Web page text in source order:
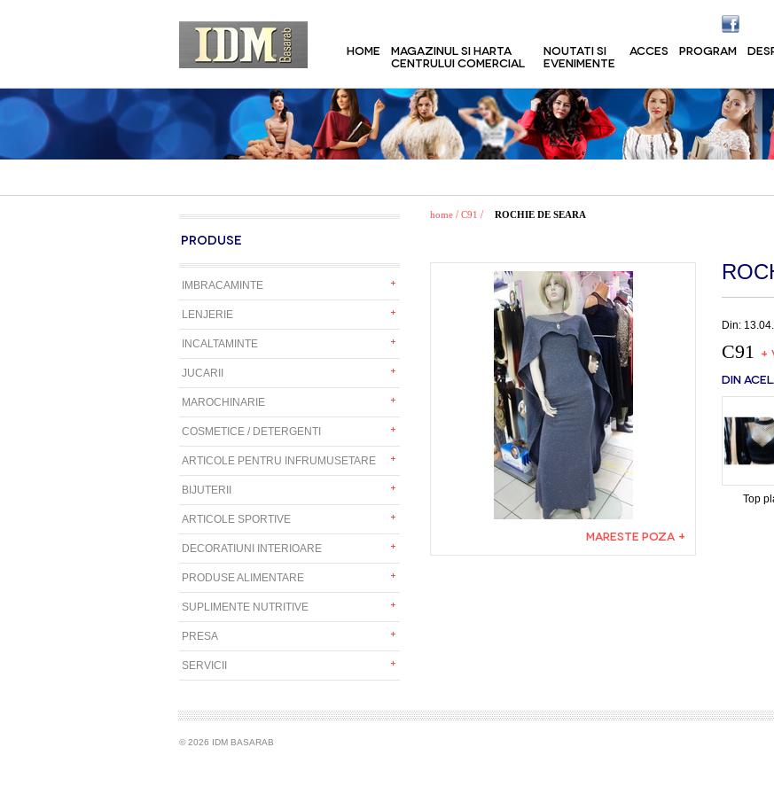
HOME
MAGAZINUL SI HARTA
CENTRULUI COMERCIAL
NOUTATI SI
EVENIMENTE
ACCES PROGRAM
PRODUSE
IMBRACAMINTE
LENJERIE
INCALTAMINTE
JUCARII
MAROCHINARIE
COSMETICE / DETERGENTI
ARTICOLE PENTRU INFRUMUSETARE
BIJUTERII
ARTICOLE SPORTIVE
DECORATIUNI INTERIOARE
PRODUSE ALIMENTARE
SUPLIMENTE NUTRITIVE
PRESA
SERVICII
home / C91 / ROCHIE DE SEARA
MARESTE POZA +
Din:
C91 +
DIN
Top
© 2026 IDM BASARAB